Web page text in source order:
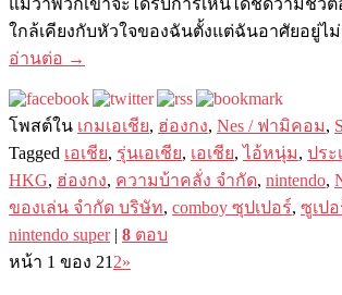
ใกล้เคียงกับหัวใจของฉันตั้งแต่ฉันอาศัยอยู่ไ
อ่านต่อ →
โพสต์ใน เกมเอเชีย, ฮ่องกง, Nes / ฟามิคอม,
Tagged เอเชีย, รุ่นเอเชีย, เอเชีย,ไอ้หนุ่ม, ประ
HKG, ฮ่องกง, ความบ้าคลั่ง จำกัด, nintendo,
ของเล่น จำกัด บริษัท, comboy ซุปเปอร์, ซูเป
nintendo super | 8 ตอบ
หน้า 1 ของ 21 2»